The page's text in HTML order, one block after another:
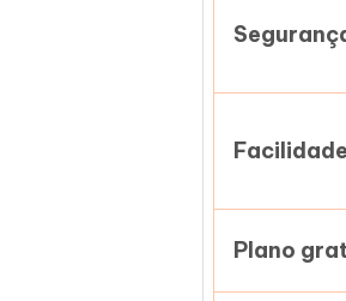
Plano